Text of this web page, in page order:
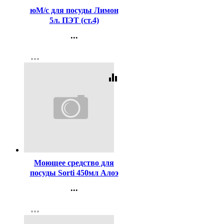
юМ/с для посуды Лимон
5л. ПЭТ (ст.4)
...
Регистрация
more_horiz
equalizer
Моющее средство для
посуды Sorti 450мл Алоэ
...
Регистрация
more_horiz